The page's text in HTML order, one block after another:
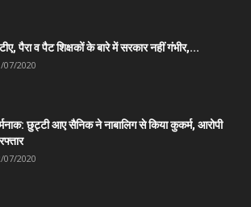
पैरा व पैट शिक्षकों के बारे में सरकार नहीं गंभीर,...
07/2020
छुट्टी आए सैनिक ने नाबालिग से किया कुकर्म, आरोपी
07/2020